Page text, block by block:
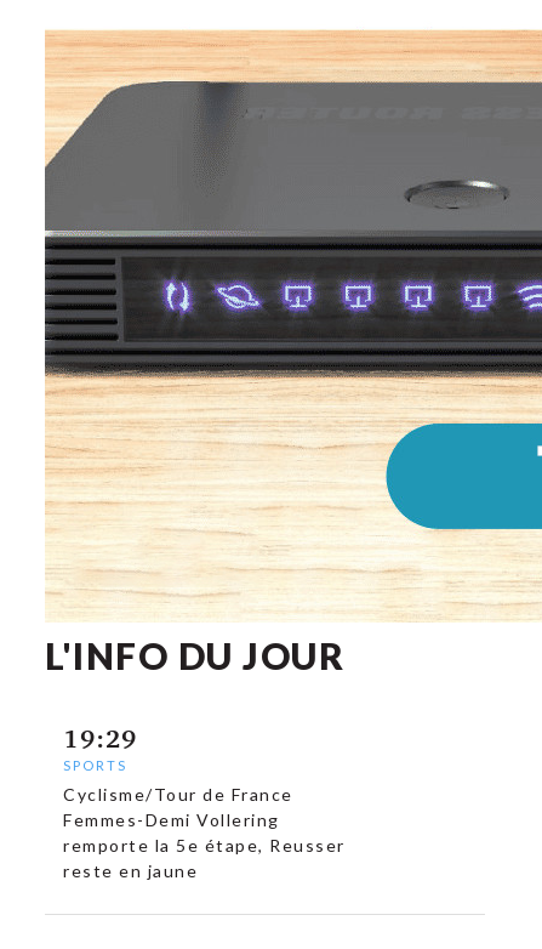
L'INFO DU JOUR
19:29
SPORTS
Cyclisme/Tour de France
Femmes-Demi Vollering
remporte la 5e étape, Reusser
reste en jaune